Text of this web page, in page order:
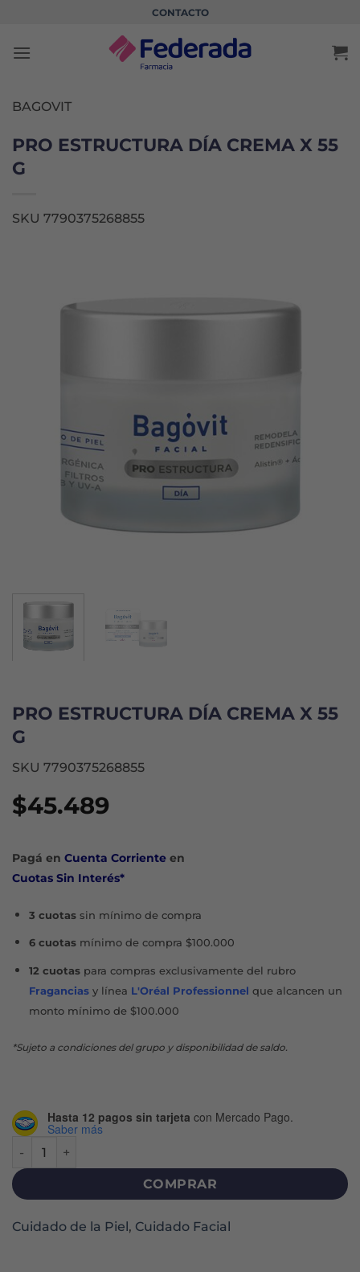
contenido
CONTACTO
BAGOVIT
PRO ESTRUCTURA DÍA CREMA X 55
G
SKU 7790375268855
PRO ESTRUCTURA DÍA CREMA X 55
G
SKU 7790375268855
$45.489
Pagá en Cuenta Corriente en
Cuotas Sin Interés*
3 cuotassin mínimo de compra
6 cuotasmínimo de compra $100.000
12 cuotaspara compras exclusivamente del rubro
Fraganciasy línea L'Oréal Professionnel que alcancen un
monto mínimo de $100.000
*Sujeto a condiciones del grupo y disponibilidad de saldo.
Hasta 12 pagos sin tarjeta con Mercado Pago.
Saber más
COMPRAR
Cuidado de la Piel, Cuidado Facial